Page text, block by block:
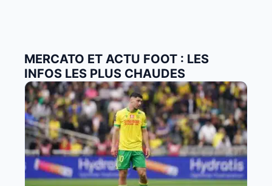
MERCATO ET ACTU FOOT : LES
INFOS LES PLUS CHAUDES